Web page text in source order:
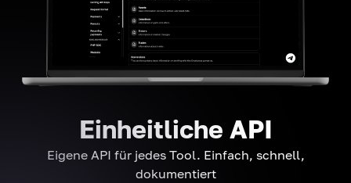
Einheitliche API
Eigene API für jedes Tool. Einfach, schnell,
dokumentiert